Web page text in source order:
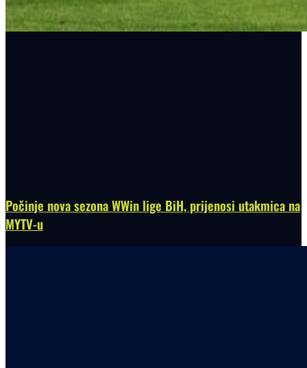
Počinje nova sezona WWin lige BiH, prijenosi utakmica na
MYTV-u